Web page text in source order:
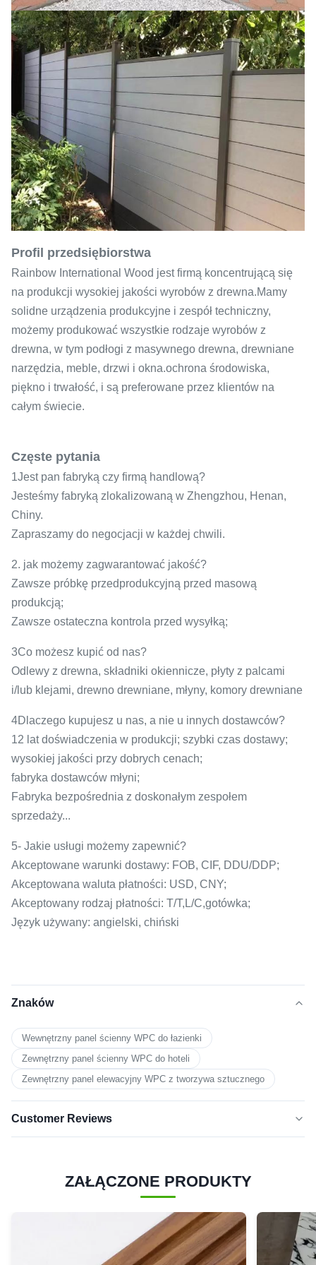
Profil przedsiębiorstwa
Rainbow International Wood jest firmą koncentrującą się
na produkcji wysokiej jakości wyrobów z drewna.Mamy
solidne urządzenia produkcyjne i zespół techniczny,
możemy produkować wszystkie rodzaje wyrobów z
drewna, w tym podłogi z masywnego drewna, drewniane
narzędzia, meble, drzwi i okna.ochrona środowiska,
piękno i trwałość, i są preferowane przez klientów na
całym świecie.
Częste pytania
1Jest pan fabryką czy firmą handlową?
Jesteśmy fabryką zlokalizowaną w Zhengzhou, Henan,
Chiny.
Zapraszamy do negocjacji w każdej chwili.
2. jak możemy zagwarantować jakość?
Zawsze próbkę przedprodukcyjną przed masową
produkcją;
Zawsze ostateczna kontrola przed wysyłką;
3Co możesz kupić od nas?
Odlewy z drewna, składniki okiennicze, płyty z palcami
i/lub klejami, drewno drewniane, młyny, komory drewniane
4Dlaczego kupujesz u nas, a nie u innych dostawców?
12 lat doświadczenia w produkcji; szybki czas dostawy;
wysokiej jakości przy dobrych cenach;
fabryka dostawców młyni;
Fabryka bezpośrednia z doskonałym zespołem
sprzedaży...
5- Jakie usługi możemy zapewnić?
Akceptowane warunki dostawy: FOB, CIF, DDU/DDP;
Akceptowana waluta płatności: USD, CNY;
Akceptowany rodzaj płatności: T/T,L/C,gotówka;
Język używany: angielski, chiński
Znaków
Wewnętrzny panel ścienny WPC do łazienki
Zewnętrzny panel ścienny WPC do hoteli
Zewnętrzny panel elewacyjny WPC z tworzywa sztucznego
Customer Reviews
100%
0
0
ZAŁĄCZONE PRODUKTY